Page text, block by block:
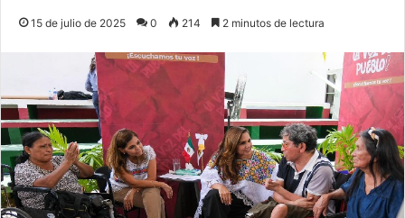
15 de julio de 2025 0 214 2 minutos de lectura